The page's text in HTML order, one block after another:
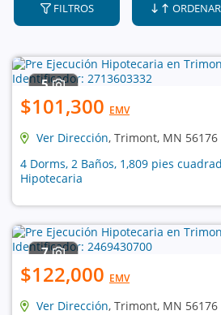
FILTROS ORDENAR
5
$101,300 EMV
Ver Dirección, Trimont, MN 56176
4 Dorms, 2 Baños, 1,809 pies
Hipotecaria
7
$122,000 EMV
Ver Dirección, Trimont, MN 56176